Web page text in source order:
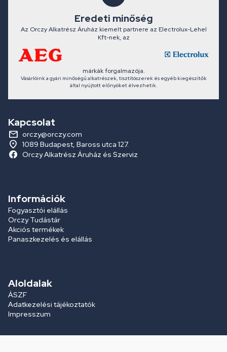
Eredeti minőség
Az Orczy Alkatrész Áruház kiemelt partnere az Electrolux-Lehel
Kft-nek, az
márkák forgalmazója.
Vásárlóink a gyári minőségű alkatrészek, tisztítószerek és egyéb kiegészítők
által nyújtott előnyöket élvezhetik.
Kapcsolat
orczy@orczy.com
1089 Budapest, Baross utca 127.
Orczy Alkatrész Áruház és Szerviz
Információk
Fogyasztói elállás
Orczy Tudástár
Akciós termékek
Panaszkezelés és elállás
Aloldalak
ÁSZF
Adatkezelési tájékoztatók
Impresszum